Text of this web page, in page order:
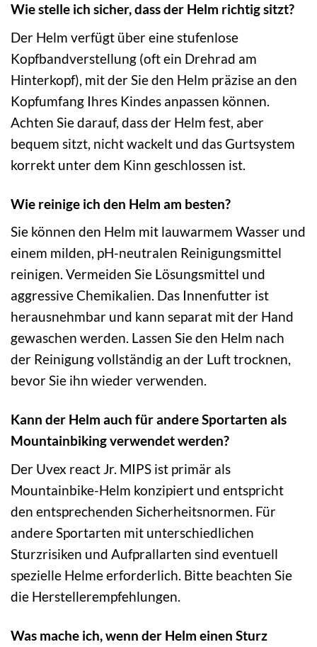
Wie stelle ich sicher, dass der Helm richtig sitzt?
Der Helm verfügt über eine stufenlose
Kopfbandverstellung (oft ein Drehrad am
Hinterkopf), mit der Sie den Helm präzise an den
Kopfumfang Ihres Kindes anpassen können.
Achten Sie darauf, dass der Helm fest, aber
bequem sitzt, nicht wackelt und das Gurtsystem
korrekt unter dem Kinn geschlossen ist.
Wie reinige ich den Helm am besten?
Sie können den Helm mit lauwarmem Wasser und
einem milden, pH-neutralen Reinigungsmittel
reinigen. Vermeiden Sie Lösungsmittel und
aggressive Chemikalien. Das Innenfutter ist
herausnehmbar und kann separat mit der Hand
gewaschen werden. Lassen Sie den Helm nach
der Reinigung vollständig an der Luft trocknen,
bevor Sie ihn wieder verwenden.
Kann der Helm auch für andere Sportarten als
Mountainbiking verwendet werden?
Der Uvex react Jr. MIPS ist primär als
Mountainbike-Helm konzipiert und entspricht
den entsprechenden Sicherheitsnormen. Für
andere Sportarten mit unterschiedlichen
Sturzrisiken und Aufprallarten sind eventuell
spezielle Helme erforderlich. Bitte beachten Sie
die Herstellerempfehlungen.
Was mache ich, wenn der Helm einen Sturz